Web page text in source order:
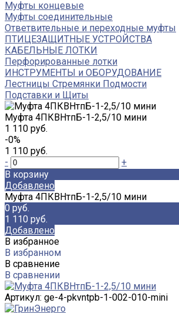
Муфты концевые
Муфты соединительные
Ответвительные и переходные муфты
ПТИЦЕЗАЩИТНЫЕ УСТРОЙСТВА
КАБЕЛЬНЫЕ ЛОТКИ
Перфорированные лотки
ИНСТРУМЕНТЫ и ОБОРУДОВАНИЕ
Лестницы Стремянки Подмости
Подставки и Щиты
Муфта 4ПКВНтпБ-1-2,5/10 мини
1 110 руб.
-0%
1 110 руб.
-
+
В корзину
Добавлено
Муфта 4ПКВНтпБ-1-2,5/10 мини
0 руб.
1 110 руб.
Добавлено
В избранное
В избранном
В сравнение
В сравнении
Артикул: ge-4-pkvntpb-1-002-010-mini